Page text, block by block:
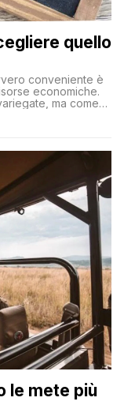
quello
conveniente è
economiche.
ma come
senza
le mete più